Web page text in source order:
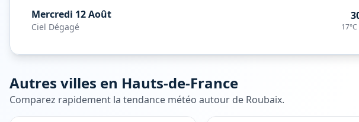
Mercredi 12 Août
Ciel Dégagé 17°C
Autres villes en Hauts-de-France
Comparez rapidement la tendance météo autour de Roubaix.